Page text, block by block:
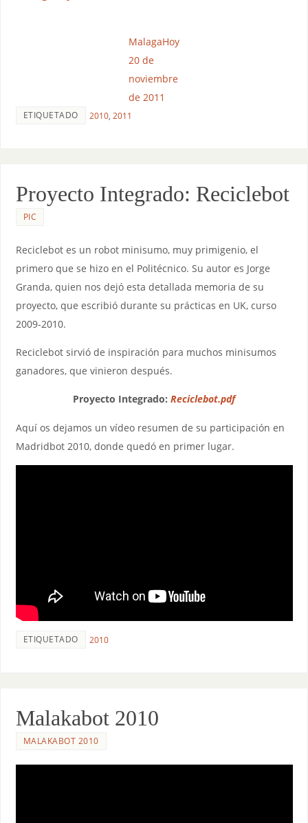
MalagaHoy
20 de
noviembre
de 2011
ETIQUETADO 2010, 2011
Proyecto Integrado: Reciclebot
PIC
Reciclebot es un robot minisumo, muy primigenio, el
primero que se hizo en el Politécnico. Su autor es Jorge
Granda, quien nos dejó esta detallada memoria de su
proyecto, que escribió durante su prácticas en UK, curso
2009-2010.
Reciclebot sirvió de inspiración para muchos minisumos
ganadores, que vinieron después.
Proyecto Integrado: Reciclebot.pdf
Aquí os dejamos un vídeo resumen de su participación en
Madridbot 2010, donde quedó en primer lugar.
ETIQUETADO 2010
Malakabot 2010
MALAKABOT 2010